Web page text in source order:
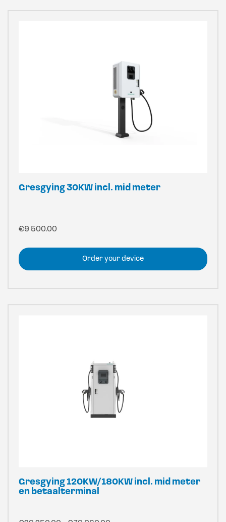
Gresgying 30KW incl. mid meter
€9 500.00
Order your device
Gresgying 120KW/180KW incl. mid meter
en betaalterminal